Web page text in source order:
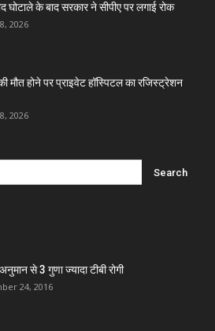
घोटाले के बाद सरकार ने सीपीए पर लगाई रोक
2026
मौत होने पर प्राइवेट हॉस्पिटल का रजिस्ट्रेशन
2026
से 3 गुणा ज्यादा टीबी रोगी
24, 2016